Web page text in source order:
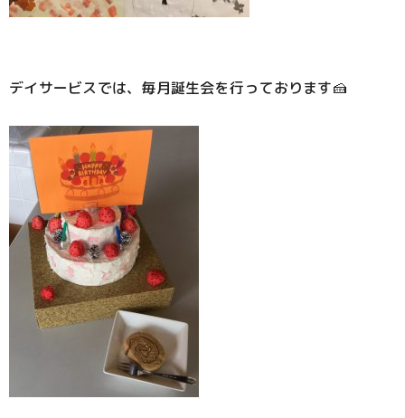
デイサービスでは、毎月誕生会を行っております🍰